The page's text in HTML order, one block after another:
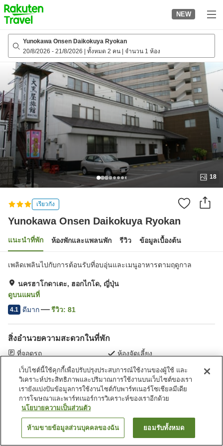
to
top
page
NEW
Yunokawa Onsen Daikokuya Ryokan
20/8/2026 - 21/8/2026 ทั้งหมด 2 คน จำนวน 1 ห้อง
18
เรียวกัง
Yunokawa Onsen Daikokuya Ryokan
แนะนำที่พัก ห้องพักและแพลนพัก รีวิว ข้อมูลเบื้องต้น
เพลิดเพลินไปกับการต้อนรับที่อบอุ่นและเมนูอาหารตามฤดูกาล
นครฮาโกดาเตะ, ฮอกไกโด, ญี่ปุ่น
ดูบนแผนที่
4.1 ดีมาก รีวิว: 81
สิ่งอำนวยความสะดวกในที่พัก
ที่จอดรถ
ห้องจัดเลี้ยง
ร้อน)
หน้าแรก ญี่ปุ่น ฮอกไกโด
นครฮาโกดาเตะ
Yunokawa Onsen Daikokuya Ryokan
ค้นหาห้องพัก
เว็บไซต์นี้ใช้คุกกี้เพื่อปรับปรุงประสบการณ์ใช้งานของผู้ใช้ และ
วิเคราะห์ประสิทธิภาพและปริมาณการใช้งานบนเว็บไซต์ของเรา
เรายังแบ่งปันข้อมูลการใช้งานไซต์กับพาร์ทเนอร์โซเชียลมีเดีย
การโฆษณาและพาร์ทเนอร์การวิเคราะห์ของเราอีกด้วย
นโยบายความเป็นส่วนตัว
ห้ามขายข้อมูลส่วนบุคคลของฉัน ยอมรับทั้งหมด